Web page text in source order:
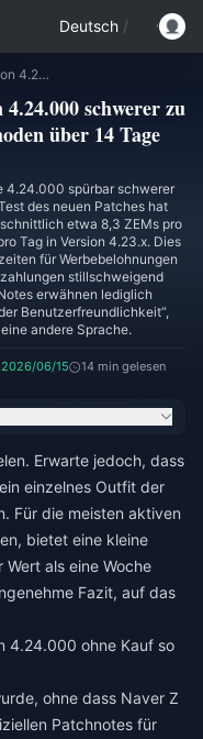
Deutsch /
Sind ZEPETO ZEMs in Version 4.24.000 schwerer zu bekommen? Kostenlose Methoden über 14 Tage getestet
schwerer zu
über 14 Tage
4.24.000 spürbar schwerer
des neuen Patches hat
etwa 8,3 ZEMs pro
Tag in Version 4.23.x. Dies
für Werbebelohnungen
stillschweigend
erwähnen lediglich
Benutzerfreundlichkeit“,
andere Sprache.
2026/06/15 14 min gelesen
Erwarte jedoch, dass
einzelnes Outfit der
Für die meisten aktiven
bietet eine kleine
als eine Woche
Fazit, auf das
4.24.000 ohne Kauf so
ohne dass Naver Z
Patchnotes für